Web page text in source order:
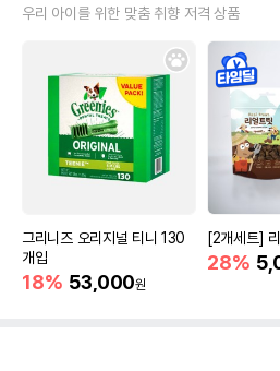
우리 아이를 위한 맞춤 취향 저격 상품
그리니즈 오리지널 티니 130
개입
18% 53,000원
[2개세트]
28%